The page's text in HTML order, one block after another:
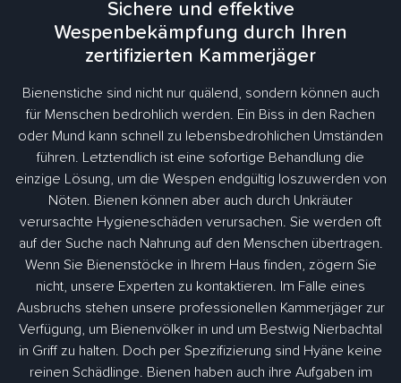
Sichere und effektive
Wespenbekämpfung durch Ihren
zertifizierten Kammerjäger
Bienenstiche sind nicht nur quälend, sondern können auch
für Menschen bedrohlich werden. Ein Biss in den Rachen
oder Mund kann schnell zu lebensbedrohlichen Umständen
führen. Letztendlich ist eine sofortige Behandlung die
einzige Lösung, um die Wespen endgültig loszuwerden von
Nöten. Bienen können aber auch durch Unkräuter
verursachte Hygieneschäden verursachen. Sie werden oft
auf der Suche nach Nahrung auf den Menschen übertragen.
Wenn Sie Bienenstöcke in Ihrem Haus finden, zögern Sie
nicht, unsere Experten zu kontaktieren. Im Falle eines
Ausbruchs stehen unsere professionellen Kammerjäger zur
Verfügung, um Bienenvölker in und um Bestwig Nierbachtal
in Griff zu halten. Doch per Spezifizierung sind Hyäne keine
reinen Schädlinge. Bienen haben auch ihre Aufgaben im